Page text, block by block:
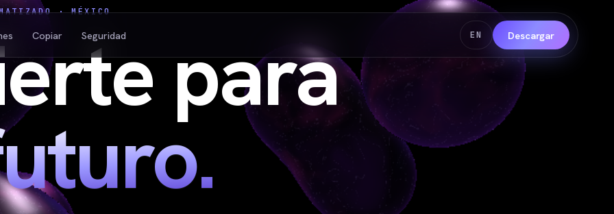
Copiar Seguridad EN Descargar
· MÉXICO
para